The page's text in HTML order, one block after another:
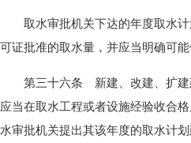
取水审批机关下达的年度取水计
可证批准的取水量，并应当明确可能
第三十六条 新建、改建、扩建
应当在取水工程或者设施经验收合
水审批机关提出其该年度的取水计